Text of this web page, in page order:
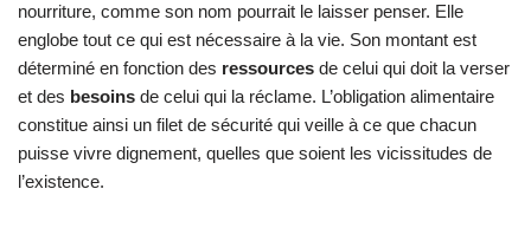
nourriture, comme son nom pourrait le laisser penser. Elle
englobe tout ce qui est nécessaire à la vie. Son montant est
déterminé en fonction des ressources de celui qui doit la verser
et des besoins de celui qui la réclame. L’obligation alimentaire
constitue ainsi un filet de sécurité qui veille à ce que chacun
puisse vivre dignement, quelles que soient les vicissitudes de
l’existence.